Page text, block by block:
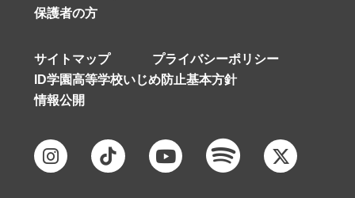
保護者の方
サイトマップ
プライバシーポリシー
ID学園高等学校いじめ防止基本方針
情報公開